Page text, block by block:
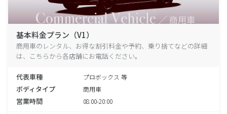
基本料金プラン（V1）
商用車のレンタル、お得な割引料金や予約、乗り捨てなどの詳細
は、こちらから各店舗にお電話ください。
代表車種 プロボックス 等
ボディタイプ 商用車
営業時間 08:00-20:00